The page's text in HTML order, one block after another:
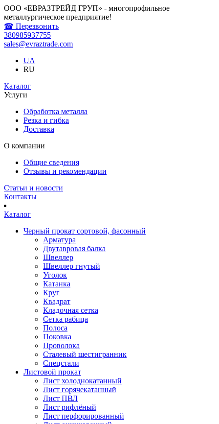
ООО «ЕВРАЗТРЕЙД ГРУП» - многопрофильное
металлургическое предприятие!
☎ Перезвонить
380985937755
sales@evraztrade.com
UA
RU
Каталог
Услуги
Обработка металла
Резка и гибка
Доставка
О компании
Общие сведения
Отзывы и рекомендации
Статьи и новости
Контакты
Каталог
Черный прокат сортовой, фасонный
Арматура
Двутавровая балка
Швеллер
Швеллер гнутый
Уголок
Катанка
Круг
Квадрат
Кладочная сетка
Сетка рабица
Полоса
Поковка
Проволока
Сталевый шестигранник
Спецстали
Листовой прокат
Лист холоднокатанный
Лист горячекатанный
Лист ПВЛ
Лист рифлёный
Лист перфорированный